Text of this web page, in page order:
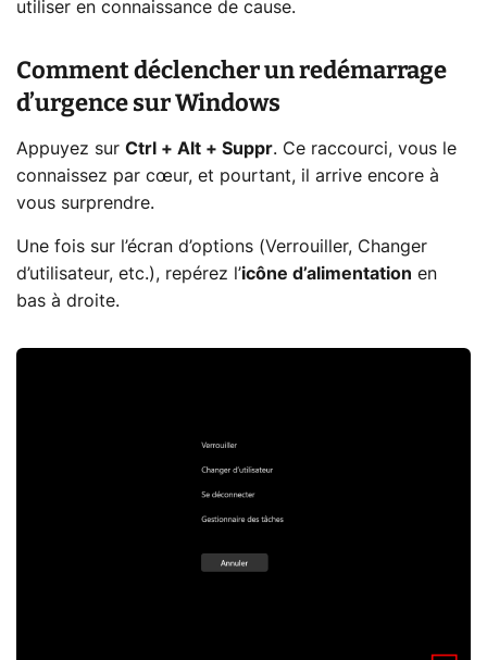
utiliser en connaissance de cause.
Comment déclencher un redémarrage
d’urgence sur Windows
Appuyez sur Ctrl + Alt + Suppr. Ce raccourci, vous le
connaissez par cœur, et pourtant, il arrive encore à
vous surprendre.
Une fois sur l’écran d’options (Verrouiller, Changer
d’utilisateur, etc.), repérez l’icône d’alimentation en
bas à droite.